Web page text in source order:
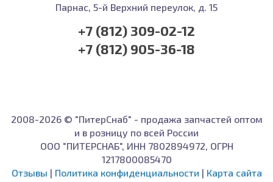
Парнас, 5-й Верхний переулок, д. 15
+7 (812) 309-02-12
+7 (812) 905-36-18
2008-2026 © "ПитерСнаб" - продажа запчастей оптом
и в розницу по всей России
ООО "ПИТЕРСНАБ", ИНН 7802894972, ОГРН
1217800085470
Отзывы | Политика конфиденциальности | Карта сайта